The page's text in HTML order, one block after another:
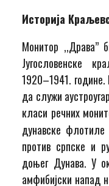
Историја
Монитор ,,Драва”
Југословенске
1920–1941. године.
да служи
класи речних
дунавске
против српске и
доњег Дунава. У
амфибијски напад